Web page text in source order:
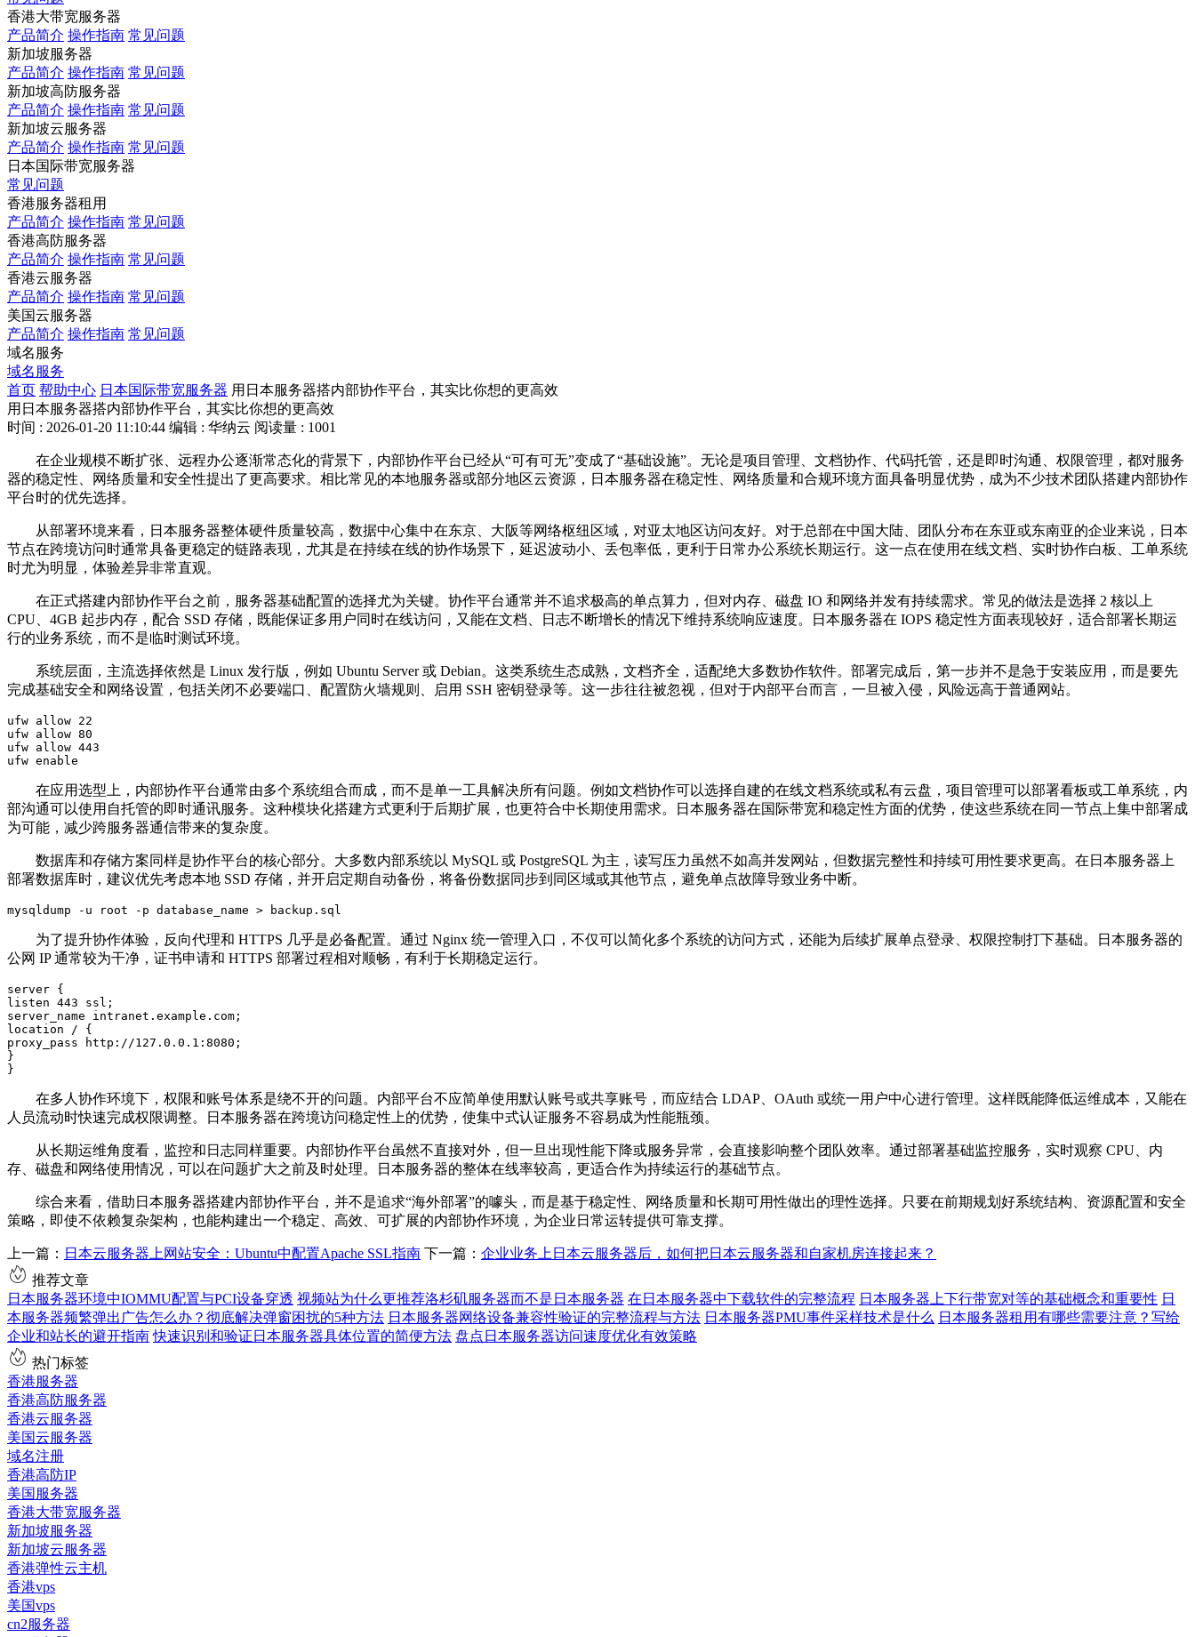
香港大带宽服务器
产品简介 操作指南 常见问题
新加坡服务器
产品简介 操作指南 常见问题
新加坡高防服务器
产品简介 操作指南 常见问题
新加坡云服务器
产品简介 操作指南 常见问题
日本国际带宽服务器
常见问题
香港服务器租用
产品简介 操作指南 常见问题
香港高防服务器
产品简介 操作指南 常见问题
香港云服务器
产品简介 操作指南 常见问题
美国云服务器
产品简介 操作指南 常见问题
域名服务
域名服务
首页 帮助中心 日本国际带宽服务器 用日本服务器搭内部协作平台，其实比你想的更高效
用日本服务器搭内部协作平台，其实比你想的更高效
时间 : 2026-01-20 11:10:44 编辑 : 华纳云 阅读量 : 1001
在企业规模不断扩张、远程办公逐渐常态化的背景下，内部协作平台已经从“可有可无”变成了“基础设施”。无论是项目管理、文档协作、代码托管，还是即时沟通、权限管理，都对服务
器的稳定性、网络质量和安全性提出了更高要求。相比常见的本地服务器或部分地区云资源，日本服务器在稳定性、网络质量和合规环境方面具备明显优势，成为不少技术团队搭建内部协作
平台时的优先选择。
从部署环境来看，日本服务器整体硬件质量较高，数据中心集中在东京、大阪等网络枢纽区域，对亚太地区访问友好。对于总部在中国大陆、团队分布在东亚或东南亚的企业来说，日本
节点在跨境访问时通常具备更稳定的链路表现，尤其是在持续在线的协作场景下，延迟波动小、丢包率低，更利于日常办公系统长期运行。这一点在使用在线文档、实时协作白板、工单系统
时尤为明显，体验差异非常直观。
在正式搭建内部协作平台之前，服务器基础配置的选择尤为关键。协作平台通常并不追求极高的单点算力，但对内存、磁盘 IO 和网络并发有持续需求。常见的做法是选择 2 核以上
CPU
4GB 起步内存，配合 SSD 存储，既能保证多用户同时在线访问，又能在文档、日志不断增长的情况下维持系统响应速度。日本服务器在 IOPS 稳定性方面表现较好，适合部署长期运
行的业务系统，而不是临时测试环境。
系统层面，主流选择依然是 Linux 发行版，例如 Ubuntu Server或 Debian。这类系统生态成熟，文档齐全，适配绝大多数协作软件。部署完成后，第一步并不是急于安装应用，而是要先
完成基础安全和网络设置，包括关闭不必要端口、配置防火墙规则、启用 SSH 密钥登录等。这一步往往被忽视，但对于内部平台而言，一旦被入侵，风险远高于普通网站。
ufw allow 22
ufw allow 80
ufw allow 443
ufw enable
在应用选型上，内部协作平台通常由多个系统组合而成，而不是单一工具解决所有问题。例如文档协作可以选择自建的在线文档系统或私有云盘，项目管理可以部署看板或工单系统，内
部沟通可以使用自托管的即时通讯服务。这种模块化搭建方式更利于后期扩展，也更符合中长期使用需求。日本服务器在国际带宽和稳定性方面的优势，使这些系统在同一节点上集中部署成
为可能，减少跨服务器通信带来的复杂度。
数据库和存储方案同样是协作平台的核心部分。大多数内部系统以 MySQL 或 PostgreSQL 为主，读写压力虽然不如高并发网站，但数据完整性和持续可用性要求更高。在日本服务器上
部署数据库时，建议优先考虑本地 SSD 存储，并开启定期自动备份，将备份数据同步到同区域或其他节点，避免单点故障导致业务中断。
mysqldump -u root -p database_name > backup.sql
为了提升协作体验，反向代理和 HTTPS 几乎是必备配置。通过 Nginx 统一管理入口，不仅可以简化多个系统的访问方式，还能为后续扩展单点登录、权限控制打下基础。日本服务器的
公网 IP通常较为干净，证书申请和 HTTPS 部署过程相对顺畅，有利于长期稳定运行。
server {
listen 443 ssl;
server_name intranet.example.com;
location / {
proxy_pass http://127.0.0.1:8080;
}
}
在多人协作环境下，权限和账号体系是绕不开的问题。内部平台不应简单使用默认账号或共享账号，而应结合 LDAP OAuth 或统一用户中心进行管理。这样既能降低运维成本，又能在
人员流动时快速完成权限调整。日本服务器在跨境访问稳定性上的优势，使集中式认证服务不容易成为性能瓶颈。
从长期运维角度看，监控和日志同样重要。内部协作平台虽然不直接对外，但一旦出现性能下降或服务异常，会直接影响整个团队效率。通过部署基础监控服务，实时观察 CPU 、内
存、磁盘和网络使用情况，可以在问题扩大之前及时处理。日本服务器的整体在线率较高，更适合作为持续运行的基础节点。
综合来看，借助日本服务器搭建内部协作平台，并不是追求“海外部署”的噱头，而是基于稳定性、网络质量和长期可用性做出的理性选择。只要在前期规划好系统结构、资源配置和安全
策略，即使不依赖复杂架构，也能构建出一个稳定、高效、可扩展的内部协作环境，为企业日常运转提供可靠支撑。
上一篇： 日本云服务器上网站安全：Ubuntu中配置Apache SSL指南 下一篇： 企业业务上日本云服务器后，如何把日本云服务器和自家机房连接起来？
推荐文章
日本服务器环境中IOMMU配置与PCI设备穿透 视频站为什么更推荐洛杉矶服务器而不是日本服务器 在日本服务器中下载软件的完整流程 日本服务器上下行带宽对等的基础概念和重要性 日
本服务器频繁弹出广告怎么办？彻底解决弹窗困扰的5种方法 日本服务器网络设备兼容性验证的完整流程与方法 日本服务器PMU事件采样技术是什么 日本服务器租用有哪些需要注意？写给
企业和站长的避开指南 快速识别和验证日本服务器具体位置的简便方法 盘点日本服务器访问速度优化有效策略
热门标签
香港服务器
香港高防服务器
香港云服务器
美国云服务器
域名注册
香港高防IP
美国服务器
香港大带宽服务器
新加坡服务器
新加坡云服务器
香港弹性云主机
香港vps
美国vps
cn2服务器